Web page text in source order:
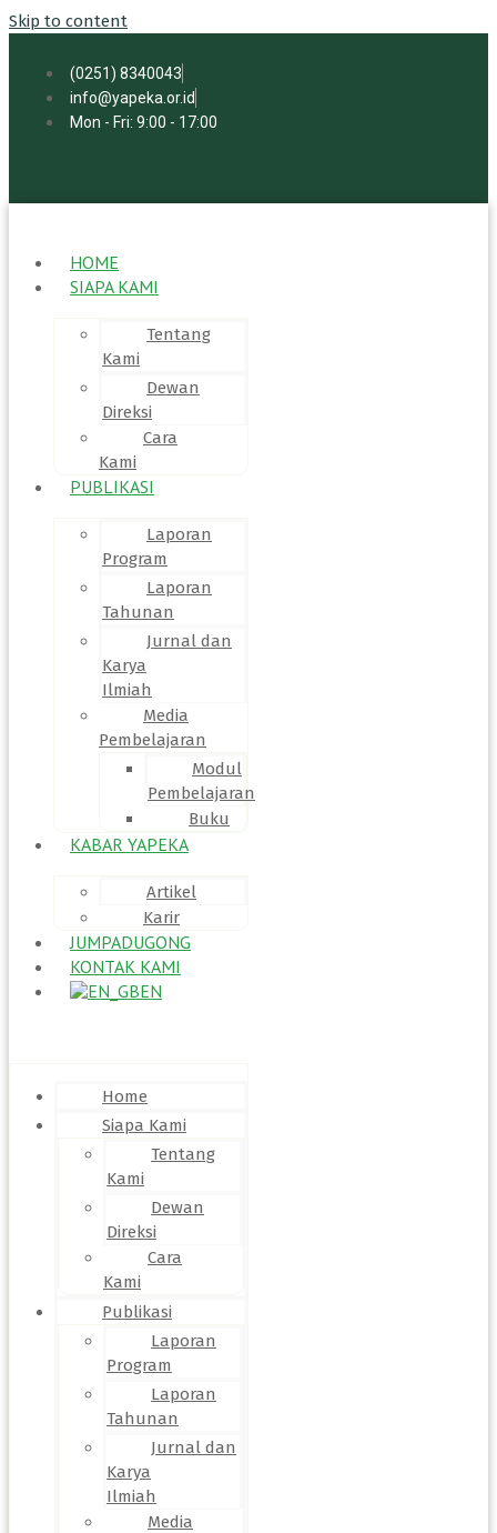
Skip to content
(0251) 8340043
info@yapeka.or.id
Mon - Fri: 9:00 - 17:00
HOME
SIAPA KAMI
Tentang
Kami
Dewan
Direksi
Cara
Kami
PUBLIKASI
Laporan
Program
Laporan
Tahunan
Jurnal dan
Karya
Ilmiah
Media
Pembelajaran
Modul
Pembelajaran
Buku
KABAR YAPEKA
Artikel
Karir
JUMPADUGONG
KONTAK KAMI
EN
Home
Siapa Kami
Tentang
Kami
Dewan
Direksi
Cara
Kami
Publikasi
Laporan
Program
Laporan
Tahunan
Jurnal dan
Karya
Ilmiah
Media